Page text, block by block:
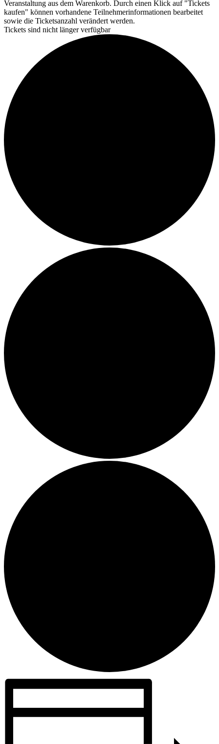
Veranstaltung aus dem Warenkorb. Durch einen Klick auf "Tickets
kaufen" können vorhandene Teilnehmerinformationen bearbeitet
sowie die Ticketsanzahl verändert werden.
Tickets sind nicht länger verfügbar